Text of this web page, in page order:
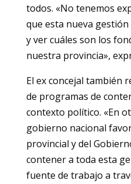
todos. «No tenemos
que esta nueva
y ver cuáles son los
nuestra provincia»,
El ex concejal también
de programas de
contexto político. «En
gobierno nacional
provincial y del
contener a toda esta
fuente de trabajo a